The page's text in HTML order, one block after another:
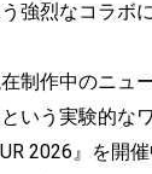
強烈なコラボ
制作中のニュ
いう実験的な
2026』を開